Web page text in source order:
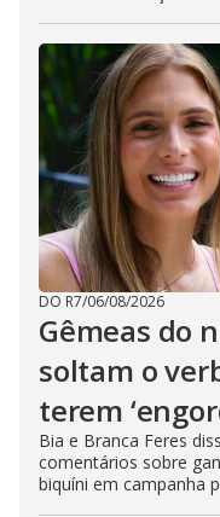
DO R7/06/08/2026
Gêmeas do
soltam o
terem
Bia e Branca Feres
comentários sobre
biquíni em campanha